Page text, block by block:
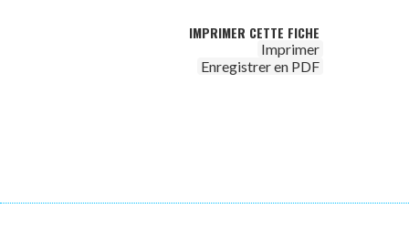
IMPRIMER CETTE FICHE
Imprimer
Enregistrer en PDF